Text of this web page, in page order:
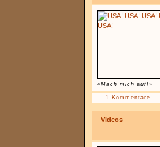
«Mach mich auf!»
1 Kommentare
Videos